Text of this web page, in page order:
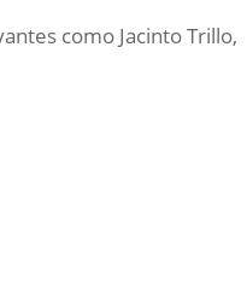
como Jacinto Trillo,